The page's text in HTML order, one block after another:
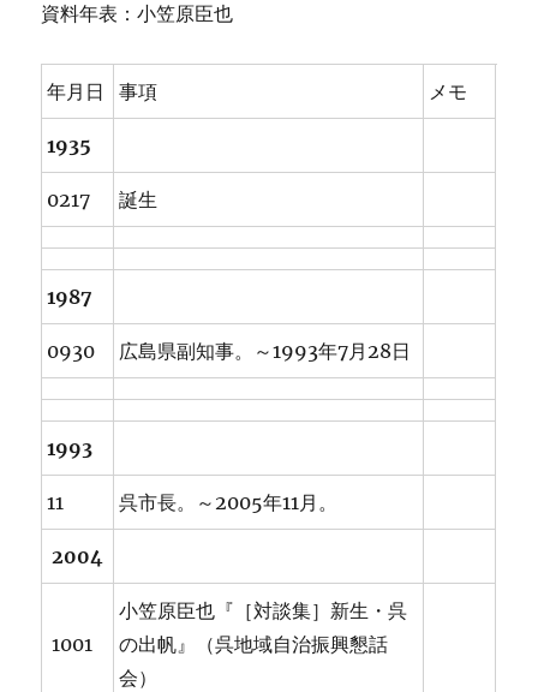
資料年表：小笠原臣也
年月日 事項 メモ
1935
0217 誕生
1987
0930 広島県副知事。～1993年7月28日
1993
11 呉市長。～2005年11月。
2004
1001
小笠原臣也『［対談集］新生・呉
の出帆』（呉地域自治振興懇話
会）